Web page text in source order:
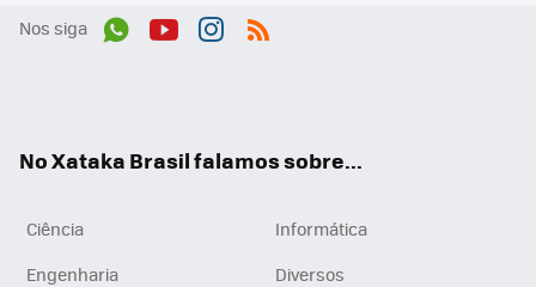
Nos siga
No Xataka Brasil falamos sobre...
Ciência
Informática
Engenharia
Diversos